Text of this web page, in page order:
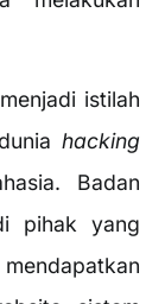
istilah
hacking
Badan
pihak yang